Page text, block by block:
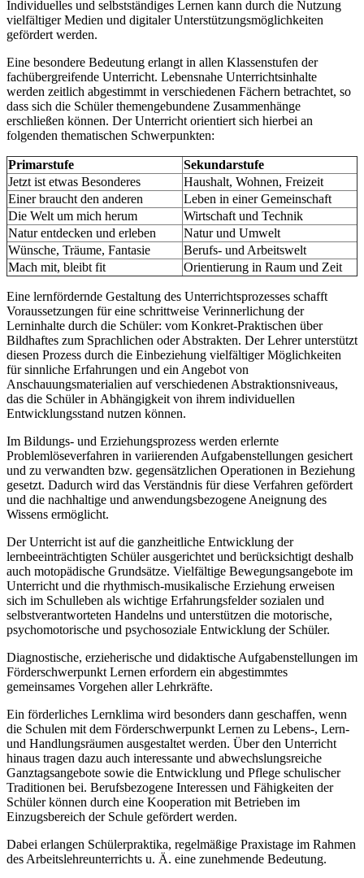
Individuelles und selbstständiges Lernen kann durch die Nutzung
vielfältiger Medien und digitaler Unterstützungsmöglichkeiten
gefördert werden.
Eine besondere Bedeutung erlangt in allen Klassenstufen der
fachübergreifende Unterricht. Lebensnahe Unterrichtsinhalte
werden zeitlich abgestimmt in verschiedenen Fächern betrachtet, so
dass sich die Schüler themengebundene Zusammenhänge
erschließen können. Der Unterricht orientiert sich hierbei an
folgenden thematischen Schwerpunkten:
Primarstufe
Sekundarstufe
Jetzt ist etwas Besonderes
Haushalt, Wohnen, Freizeit
Einer braucht den anderen
Leben in einer Gemeinschaft
Die Welt um mich herum
Wirtschaft und Technik
Natur entdecken und erleben
Natur und Umwelt
Wünsche, Träume, Fantasie
Berufs- und Arbeitswelt
Mach mit, bleibt fit
Orientierung in Raum und Zeit
Eine lernfördernde Gestaltung des Unterrichtsprozesses schafft
Voraussetzungen für eine schrittweise Verinnerlichung der
Lerninhalte durch die Schüler: vom Konkret-Praktischen über
Bildhaftes zum Sprachlichen oder Abstrakten. Der Lehrer unterstützt
diesen Prozess durch die Einbeziehung vielfältiger Möglichkeiten
für sinnliche Erfahrungen und ein Angebot von
Anschauungsmaterialien auf verschiedenen Abstraktionsniveaus,
das die Schüler in Abhängigkeit von ihrem individuellen
Entwicklungsstand nutzen können.
Im Bildungs- und Erziehungsprozess werden erlernte
Problemlöseverfahren in variierenden Aufgabenstellungen gesichert
und zu verwandten bzw. gegensätzlichen Operationen in Beziehung
gesetzt. Dadurch wird das Verständnis für diese Verfahren gefördert
und die nachhaltige und anwendungsbezogene Aneignung des
Wissens ermöglicht.
Der Unterricht ist auf die ganzheitliche Entwicklung der
lernbeeinträchtigten Schüler ausgerichtet und berücksichtigt deshalb
auch motopädische Grundsätze. Vielfältige Bewegungsangebote im
Unterricht und die rhythmisch-musikalische Erziehung erweisen
sich im Schulleben als wichtige Erfahrungsfelder sozialen und
selbstverantworteten Handelns und unterstützen die motorische,
psychomotorische und psychosoziale Entwicklung der Schüler.
Diagnostische, erzieherische und didaktische Aufgabenstellungen im
Förderschwerpunkt Lernen erfordern ein abgestimmtes
gemeinsames Vorgehen aller Lehrkräfte.
Ein förderliches Lernklima wird besonders dann geschaffen, wenn
die Schulen mit dem Förderschwerpunkt Lernen zu Lebens-, Lern-
und Handlungsräumen ausgestaltet werden. Über den Unterricht
hinaus tragen dazu auch interessante und abwechslungsreiche
Ganztagsangebote sowie die Entwicklung und Pflege schulischer
Traditionen bei. Berufsbezogene Interessen und Fähigkeiten der
Schüler können durch eine Kooperation mit Betrieben im
Einzugsbereich der Schule gefördert werden.
Dabei erlangen Schülerpraktika, regelmäßige Praxistage im Rahmen
des Arbeitslehreunterrichts u. Ä. eine zunehmende Bedeutung.